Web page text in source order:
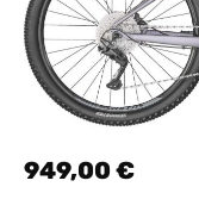
Regulärer Preis:
949,00 €